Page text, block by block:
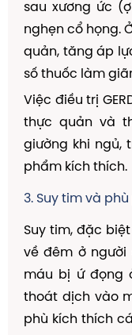
sau xương ức
nghẹn cổ họng.
quản, tăng áp
số thuốc làm
Việc điều trị
thực quản và
giường khi ngủ,
phẩm kích thích.
3. Suy tim và
Suy tim, đặc
về đêm ở người
máu bị ứ đọng
thoát dịch vào
phù kích thích